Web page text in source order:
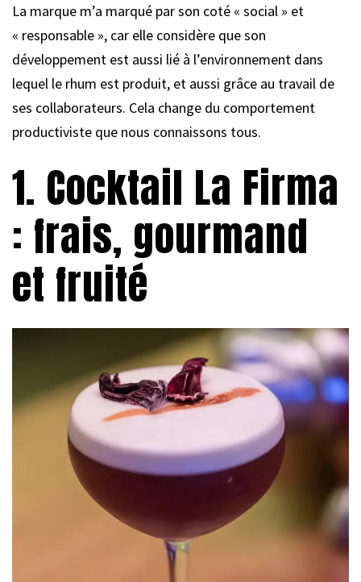
La marque m’a marqué par son coté « social » et
« responsable », car elle considère que son
développement est aussi lié à l’environnement dans
lequel le rhum est produit, et aussi grâce au travail de
ses collaborateurs. Cela change du comportement
productiviste que nous connaissons tous.
1. Cocktail La Firma
: frais, gourmand
et fruité